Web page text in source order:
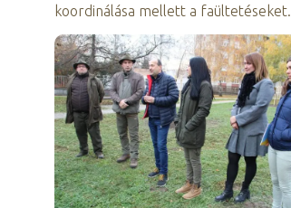
koordinálása mellett a faültetéseket.